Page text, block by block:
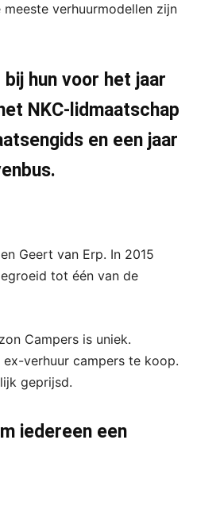
verhuurmodellen zijn
hun voor het jaar
NKC-lidmaatschap
en een jaar
Geert van Erp. In 2015
tot één van de
Campers is uniek.
verhuur campers te koop.
geprijsd.
iedereen een